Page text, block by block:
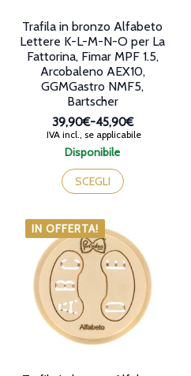
Disponibile
Trafila in bronzo Alfabeto
Lettere K-L-M-N-O per La
Fattorina, Fimar MPF 1.5,
Arcobaleno AEX10,
GGMGastro NMF5,
Bartscher
39,90€-45,90€
Fascia
di
da
39,90€
45,90€
IVA incl., se applicabile
SCEGLI
prodotto
ha
varianti.
Le
opzioni
possono
essere
scelte
nella
pagina
del
IN OFFERTA!